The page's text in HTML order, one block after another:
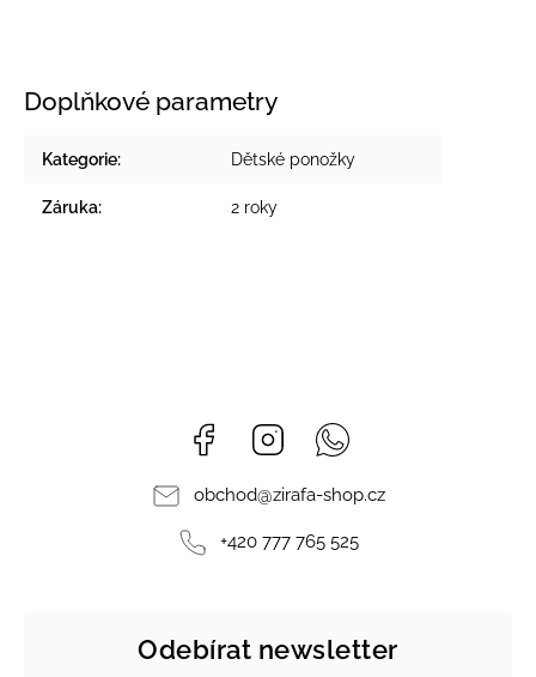
Doplňkové parametry
Kategorie: Dětské ponožky
Záruka: 2 roky
Facebook Instagram
obchod@zirafa-shop.cz
+420 777 765 525
Odebírat newsletter